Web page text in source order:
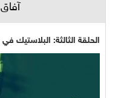
الحلقة الثالثة: البلاستيك